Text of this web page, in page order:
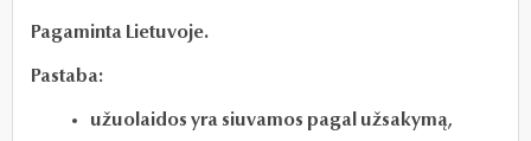
Pagaminta Lietuvoje.
Pastaba:
užuolaidos yra siuvamos pagal užsakymą,